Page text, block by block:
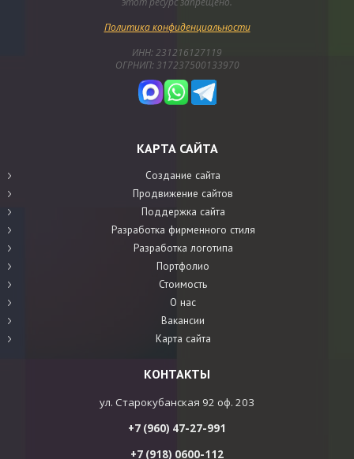
Политика конфиденциальности
ИНН: 231216127119
ОГРНИП: 317237500133970
КАРТА САЙТА
Создание сайта
Продвижение сайтов
Поддержка сайта
Разработка фирменного стиля
Разработка логотипа
Портфолио
Стоимость
О нас
Вакансии
Карта сайта
КОНТАКТЫ
ул. Старокубанская 92 оф. 203
+7 (960) 47-27-991
+7 (918) 0600-112